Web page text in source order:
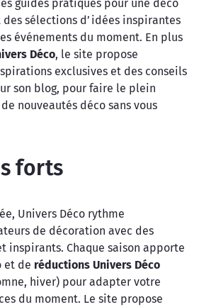
guides pratiques pour une déco
des sélections d’idées inspirantes
événements du moment. En plus
Déco, le site propose
exclusives et des conseils
son blog, pour faire le plein
nouveautés déco sans vous
forts
Univers Déco rythme
de décoration avec des
inspirants. Chaque saison apporte
et de réductions Univers Déco
hiver) pour adapter votre
du moment. Le site propose